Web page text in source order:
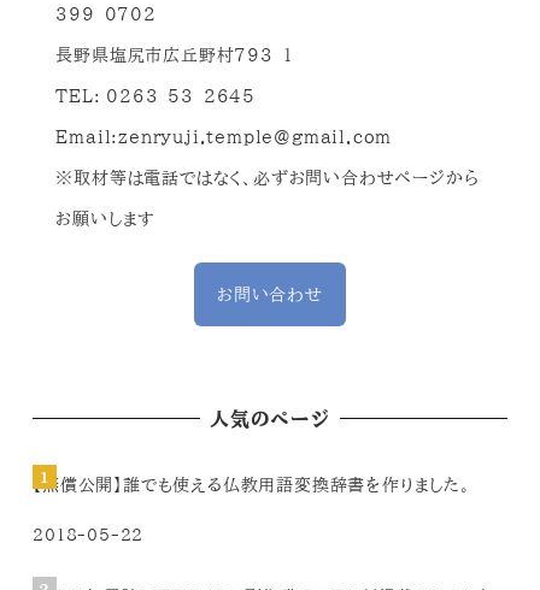
399-0702
長野県塩尻市広丘野村793-1
TEL: 0263-53-2645
Email:zenryuji.temple@gmail.com
※取材等は電話ではなく、必ずお問い合わせページから
お願いします
お問い合わせ
人気のページ
【無償公開】誰でも使える仏教用語変換辞書を作りました。
2018-05-22